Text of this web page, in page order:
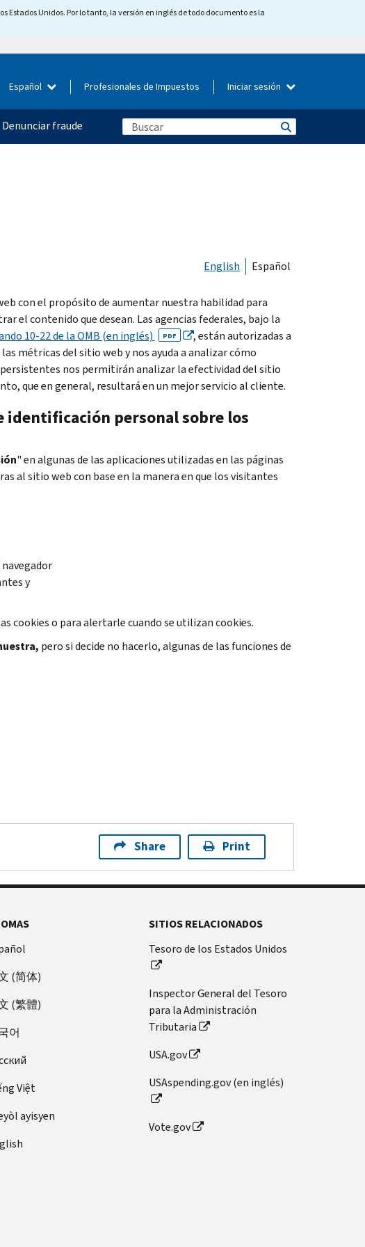
Unidos. Por lo tanto, la versión en inglés de todo documento es la
Español Profesionales de Impuestos Iniciar sesión
Denunciar fraude
English Español
con el propósito de aumentar nuestra habilidad para
el contenido que desean. Las agencias federales, bajo la
10-22 de la OMB (en inglés) PDF
, están autorizadas a
métricas del sitio web y nos ayuda a analizar cómo
nos permitirán analizar la efectividad del sitio
que en general, resultará en un mejor servicio al cliente.
identificación personal sobre los
" en algunas de las aplicaciones utilizadas en las páginas
al sitio web con base en la manera en que los visitantes
y
cookies o para alertarle cuando se utilizan cookies.
pero si decide no hacerlo, algunas de las funciones de
Share Print
(简体)
(繁體)
어
Việt
ayisyen
SITIOS RELACIONADOS
Tesoro de los Estados Unidos
Inspector General del Tesoro
para la Administración
Tributaria
USA.gov
USAspending.gov (en inglés)
Vote.gov